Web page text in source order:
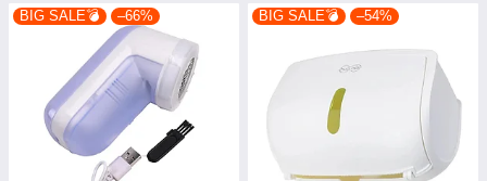
BIG SALE💣 –66% BIG SALE💣 –54%